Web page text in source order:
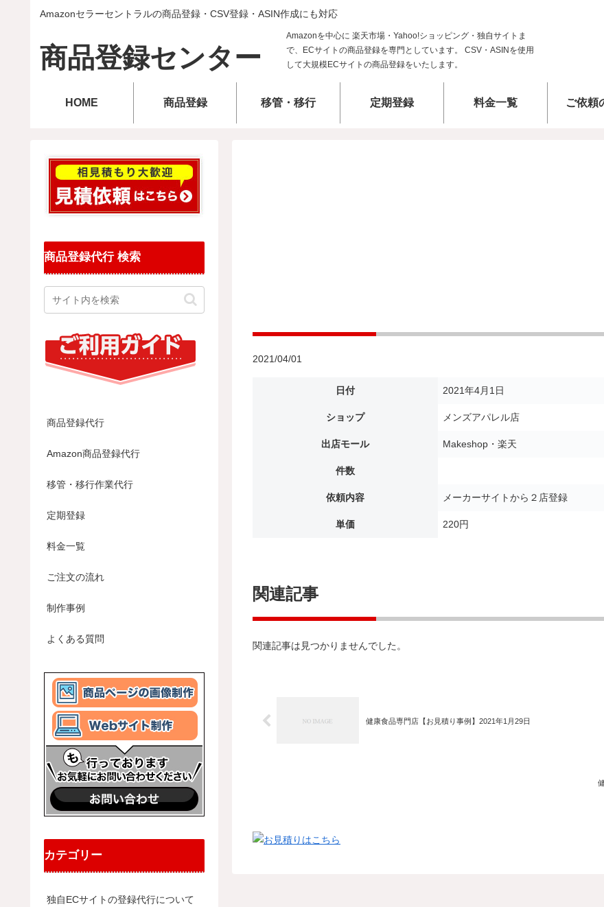
Amazonセラーセントラルの商品登録・CSV登録・ASIN作成にも対応
商品登録センター
HOME 商品登録 移管・移行 定期登録 料金一覧 ご依頼
2021/04/01
日付 2021年4月1日
ショップ メンズアパレル店
出店モール Makeshop・楽天
件数
依頼内容 メーカーサイトから２店登録
単価 220円
関連記事
関連記事は見つかりませんでした。
健康食品専門店【お見積り事例】2021年1月29日
商品登録代行 検索
商品登録代行
Amazon商品登録代行
移管・移行作業代行
定期登録
料金一覧
ご注文の流れ
制作事例
よくある質問
カテゴリー
独自ECサイトの登録代行について